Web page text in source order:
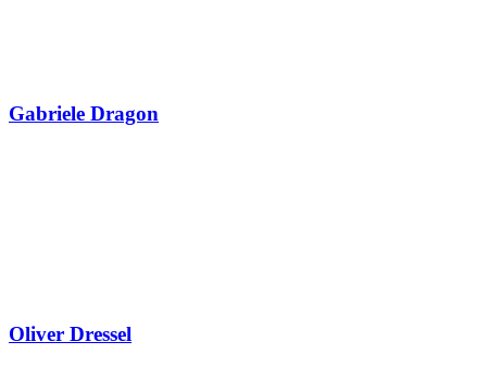
Gabriele Dragon
Oliver Dressel